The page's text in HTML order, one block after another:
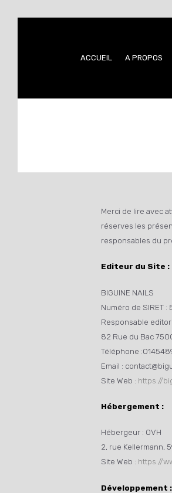
ACCUEIL A PROPOS
Merci de lire avec
réserves les
responsables du
Editeur du Site :
BIGUINE NAILS
Numéro de SIRET
Responsable
82 Rue du Bac
Téléphone
Email :
Site Web : https://
Hébergement :
Hébergeur : OVH
2, rue Kellermann,
Site Web : https://
Développement :